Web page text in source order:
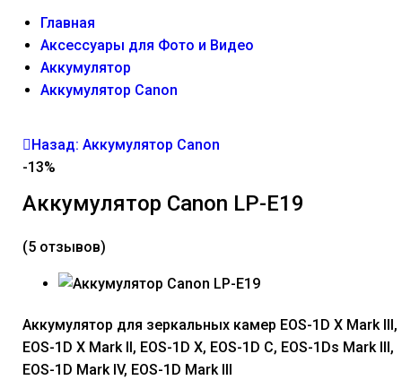
Главная
Аксессуары для Фото и Видео
Аккумулятор
Аккумулятор Canon
Назад: Аккумулятор Canon
-13%
Аккумулятор Canon LP-E19
(5 отзывов)
Аккумулятор для зеркальных камер EOS-1D X Mark III,
EOS-1D X Mark II, EOS-1D X, EOS-1D C, EOS-1Ds Mark III,
EOS-1D Mark IV, EOS-1D Mark III